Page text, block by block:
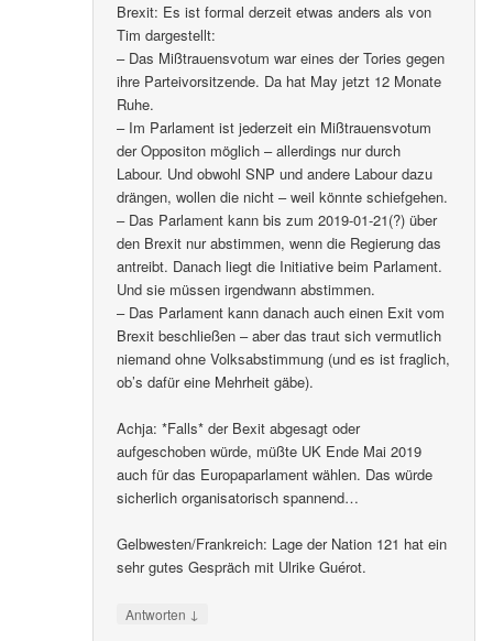
Brexit: Es ist formal derzeit etwas anders als von
Tim dargestellt:
– Das Mißtrauensvotum war eines der Tories gegen
ihre Parteivorsitzende. Da hat May jetzt 12 Monate
Ruhe.
– Im Parlament ist jederzeit ein Mißtrauensvotum
der Oppositon möglich – allerdings nur durch
Labour. Und obwohl SNP und andere Labour dazu
drängen, wollen die nicht – weil könnte schiefgehen.
– Das Parlament kann bis zum 2019-01-21(?) über
den Brexit nur abstimmen, wenn die Regierung das
antreibt. Danach liegt die Initiative beim Parlament.
Und sie müssen irgendwann abstimmen.
– Das Parlament kann danach auch einen Exit vom
Brexit beschließen – aber das traut sich vermutlich
niemand ohne Volksabstimmung (und es ist fraglich,
ob’s dafür eine Mehrheit gäbe).
Achja: *Falls* der Bexit abgesagt oder
aufgeschoben würde, müßte UK Ende Mai 2019
auch für das Europaparlament wählen. Das würde
sicherlich organisatorisch spannend…
Gelbwesten/Frankreich: Lage der Nation 121 hat ein
sehr gutes Gespräch mit Ulrike Guérot.
Antworten ↓